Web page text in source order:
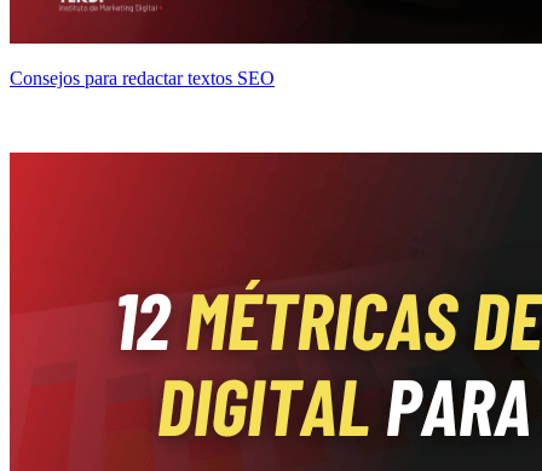
Consejos para redactar textos SEO